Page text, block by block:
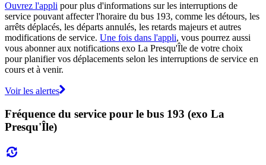
Ouvrez l'appli pour plus d'informations sur les interruptions de
service pouvant affecter l'horaire du bus 193, comme les détours, les
arrêts déplacés, les départs annulés, les retards majeurs et autres
modifications de service. Une fois dans l'appli, vous pourrez aussi
vous abonner aux notifications exo La Presqu'Île de votre choix
pour planifier vos déplacements selon les interruptions de service en
cours et à venir.
Voir les alertes
Fréquence du service pour le bus 193 (exo La
Presqu'Île)